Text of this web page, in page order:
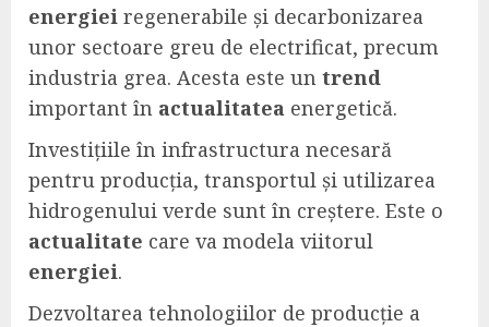
energiei regenerabile și decarbonizarea
unor sectoare greu de electrificat, precum
industria grea. Acesta este un trend
important în actualitatea energetică.
Investițiile în infrastructura necesară
pentru producția, transportul și utilizarea
hidrogenului verde sunt în creștere. Este o
actualitate care va modela viitorul
energiei.
Dezvoltarea tehnologiilor de producție a